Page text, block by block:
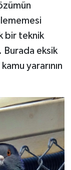
bir teknik
Burada eksik
yararının